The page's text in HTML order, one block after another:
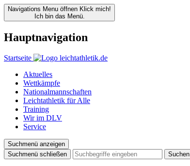
Navigations Menu öffnen Klick mich!
Ich bin das Menü.
Hauptnavigation
Startseite
Aktuelles
Wettkämpfe
Nationalmannschaften
Leichtathletik für Alle
Training
Wir im DLV
Service
Suchmenü anzeigen
Suchmenü schließen
Suchen